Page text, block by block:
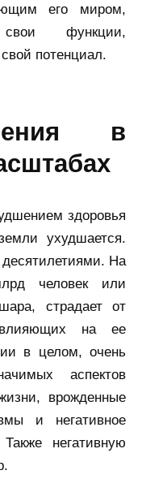
его миром,
функции,
потенциал.
здоровья
ухудшается.
На
человек или
страдает от
на ее
в целом, очень
аспектов
врожденные
и негативное
негативную